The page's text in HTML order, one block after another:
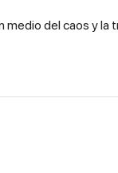
del caos y la